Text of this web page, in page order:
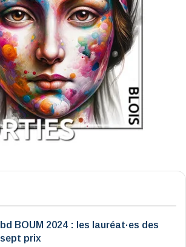
bd BOUM 2024 : les lauréat·es des
sept prix